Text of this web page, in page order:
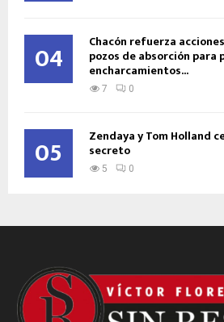
04 Chacón refuerza
pozos de absorción para
encharcamientos...
7 0
05 Zendaya y Tom Holland
secreto
5 0